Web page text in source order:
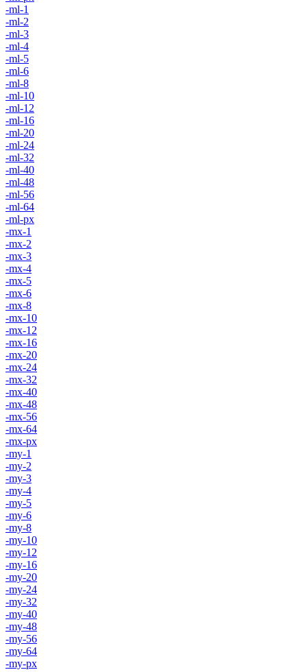
-ml-1
-ml-2
-ml-3
-ml-4
-ml-5
-ml-6
-ml-8
-ml-10
-ml-12
-ml-16
-ml-20
-ml-24
-ml-32
-ml-40
-ml-48
-ml-56
-ml-64
-ml-px
-mx-1
-mx-2
-mx-3
-mx-4
-mx-5
-mx-6
-mx-8
-mx-10
-mx-12
-mx-16
-mx-20
-mx-24
-mx-32
-mx-40
-mx-48
-mx-56
-mx-64
-mx-px
-my-1
-my-2
-my-3
-my-4
-my-5
-my-6
-my-8
-my-10
-my-12
-my-16
-my-20
-my-24
-my-32
-my-40
-my-48
-my-56
-my-64
-my-px